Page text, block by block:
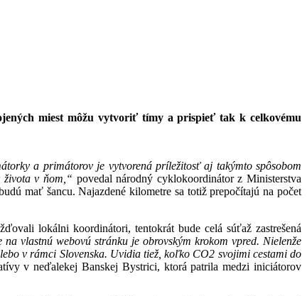
miest môžu vytvoriť tímy a prispieť tak k celkovému
a primátorov je vytvorená príležitosť aj takýmto spôsobom
života v ňom,“ povedal národný cyklokoordinátor z Ministerstva
mať šancu. Najazdené kilometre sa totiž prepočítajú na počet
lokálni koordinátori, tentokrát bude celá súťaž zastrešená
na vlastnú webovú stránku je obrovským krokom vpred. Nielenže
v rámci Slovenska. Uvidia tiež, koľko CO2 svojimi cestami do
v neďalekej Banskej Bystrici, ktorá patrila medzi iniciátorov